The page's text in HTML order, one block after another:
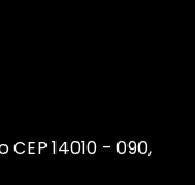
14010 - 090,